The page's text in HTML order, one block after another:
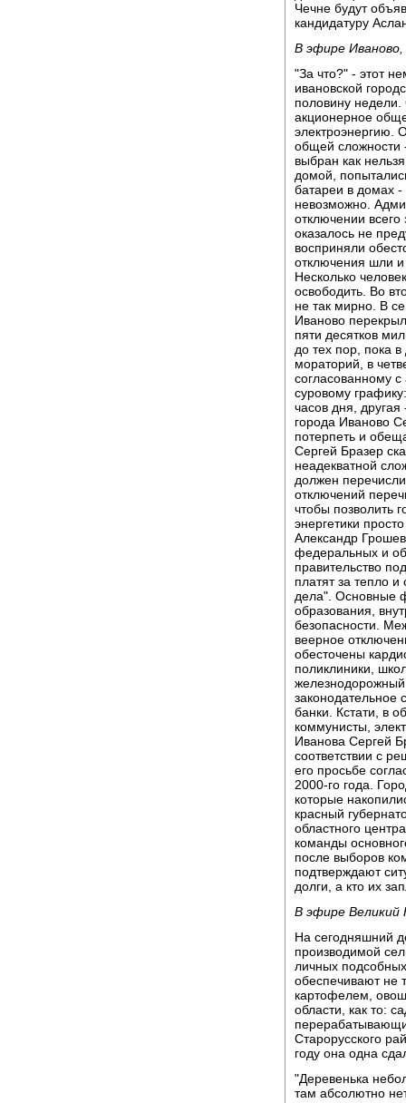
Чечне будут
кандидатуру
В эфире Иваново,
"За что?" - этот
ивановской
половину недели.
акционерное
электроэнергию.
общей сложности
выбран как
домой,
батареи в домах -
невозможно.
отключении
оказалось не
восприняли
отключения шли и
Несколько
освободить. Во
не так мирно. В
Иваново
пяти десятков
до тех пор, пока
мораторий, в
согласованному
суровому
часов дня,
города Иваново
потерпеть и
Сергей Бразер
неадекватной
должен
отключений
чтобы позволить
энергетики
Александр
федеральных и
правительство
платят за тепло и
дела". Основные
образования,
безопасности.
веерное
обесточены
поликлиники,
железнодорожный
законодательное
банки. Кстати, в
коммунисты,
Иванова Сергей
соответствии с
его просьбе
2000-го года.
которые
красный
областного
команды
после выборов
подтверждают
долги, а кто их
В эфире Великий
На сегодняшний
производимой
личных
обеспечивают не
картофелем,
области, как то:
Старорусского
году она одна
"Деревенька
там абсолютно